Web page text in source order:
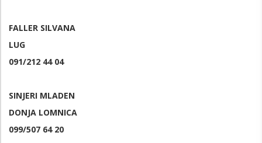
FALLER SILVANA
LUG
091/212 44 04
SINJERI MLADEN
DONJA LOMNICA
099/507 64 20